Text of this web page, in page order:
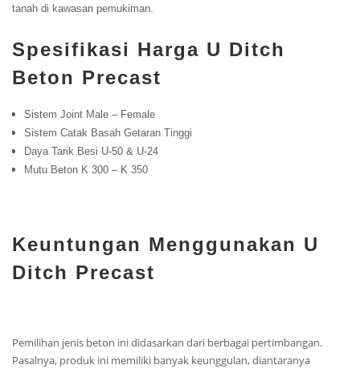
tanah di kawasan pemukiman.
Spesifikasi Harga U Ditch
Beton Precast
Sistem Joint Male – Female
Sistem Catak Basah Getaran Tinggi
Daya Tarik Besi U-50 & U-24
Mutu Beton K 300 – K 350
Keuntungan Menggunakan U
Ditch Precast
Pemilihan jenis beton ini didasarkan dari berbagai pertimbangan.
Pasalnya, produk ini memiliki banyak keunggulan, diantaranya